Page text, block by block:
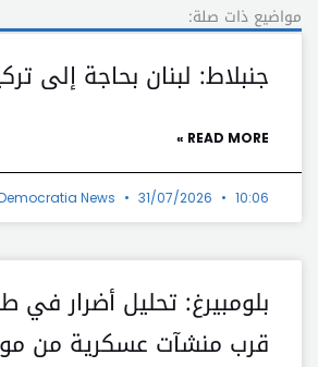
مواضيع ذات صلة:
جنبلاط: لبنان بحاجة إلى
READ MORE »
News 31/07/2026 10:06 ص
بلومبيرغ: تحليل أضرار
قرب منشآت عسكرية من